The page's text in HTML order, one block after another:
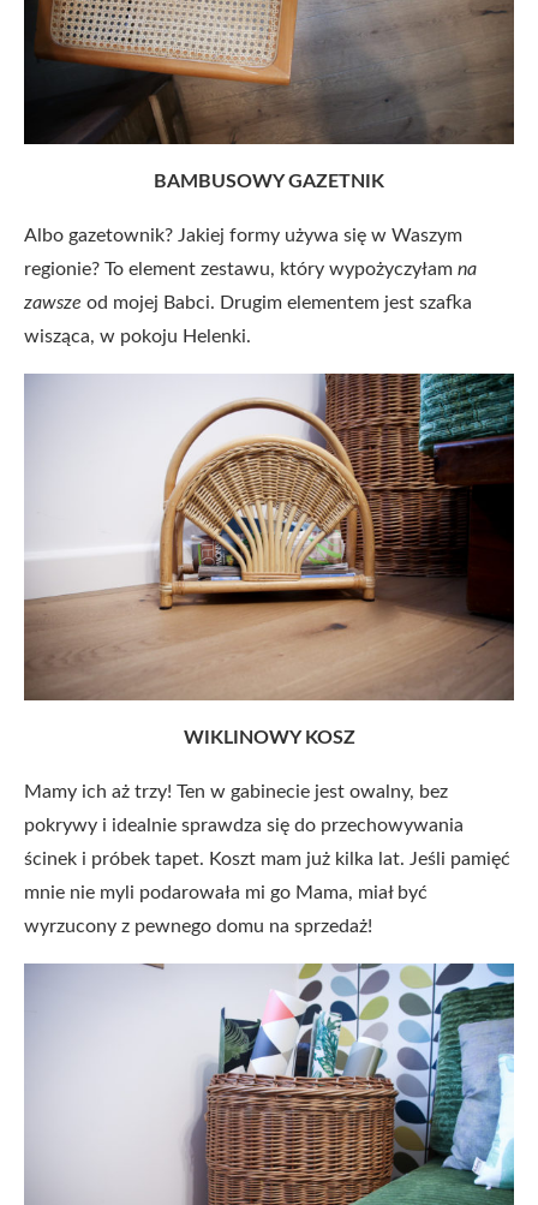
BAMBUSOWY GAZETNIK
Albo gazetownik? Jakiej formy używa się w Waszym
regionie? To element zestawu, który wypożyczyłam na
zawsze od mojej Babci. Drugim elementem jest szafka
wisząca, w pokoju Helenki.
WIKLINOWY KOSZ
Mamy ich aż trzy! Ten w gabinecie jest owalny, bez
pokrywy i idealnie sprawdza się do przechowywania
ścinek i próbek tapet. Koszt mam już kilka lat. Jeśli pamięć
mnie nie myli podarowała mi go Mama, miał być
wyrzucony z pewnego domu na sprzedaż!